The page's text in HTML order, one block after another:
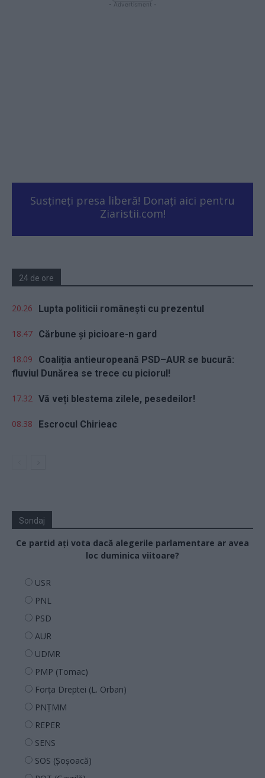
- Advertisment -
Susțineți presa liberă! Donați aici pentru
Ziaristii.com!
24 de ore
20.26 Lupta politicii românești cu prezentul
18.47 Cărbune și picioare-n gard
18.09
Coaliția antieuropeană PSD–AUR se bucură:
fluviul Dunărea se trece cu piciorul!
17.32 Vă veți blestema zilele, pesedeilor!
08.38 Escrocul Chirieac
Sondaj
Ce partid ați vota dacă alegerile parlamentare ar avea
loc duminica viitoare?
USR
PNL
PSD
AUR
UDMR
PMP (Tomac)
Forța Dreptei (L. Orban)
PNȚMM
REPER
SENS
SOS (Șoșoacă)